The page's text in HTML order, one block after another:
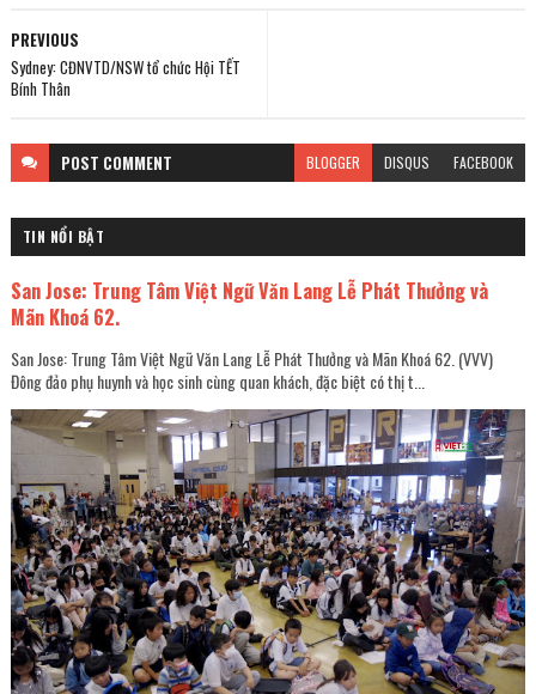
PREVIOUS
Sydney: CĐNVTD/NSW tổ chức Hội TẾT
Bính Thân
POST COMMENT BLOGGER DISQUS FACEBOOK
TIN NỔI BẬT
San Jose: Trung Tâm Việt Ngữ Văn Lang Lễ Phát Thưởng và
Mãn Khoá 62.
San Jose: Trung Tâm Việt Ngữ Văn Lang Lễ Phát Thưởng và Mãn Khoá 62. (VVV)
Đông đảo phụ huynh và học sinh cùng quan khách, đặc biệt có thị t...